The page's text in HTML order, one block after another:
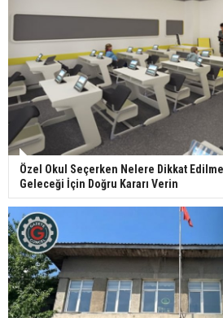
Özel Okul Seçerken Nelere Dikkat
Geleceği İçin Doğru Kararı Verin